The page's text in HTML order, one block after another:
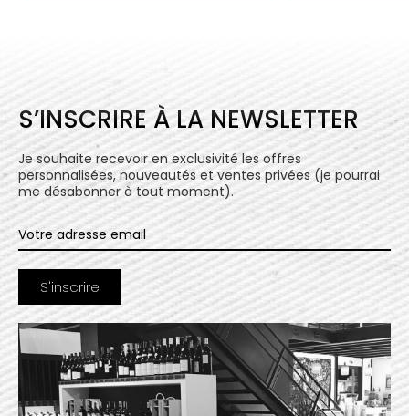
S’INSCRIRE À LA NEWSLETTER
Je souhaite recevoir en exclusivité les offres
personnalisées, nouveautés et ventes privées (je pourrai
me désabonner à tout moment).